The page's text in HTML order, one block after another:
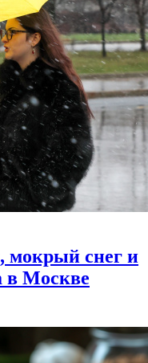
мокрый снег и
в Москве